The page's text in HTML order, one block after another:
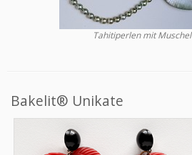
Tahitiperlen mit Muschel
Bakelit® Unikate